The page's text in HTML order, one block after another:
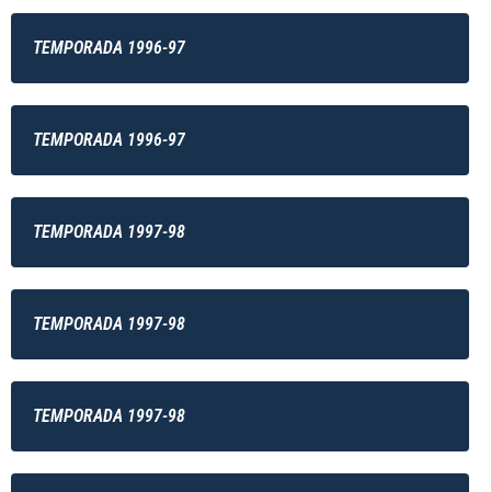
TEMPORADA 1996-97
TEMPORADA 1996-97
TEMPORADA 1997-98
TEMPORADA 1997-98
TEMPORADA 1997-98